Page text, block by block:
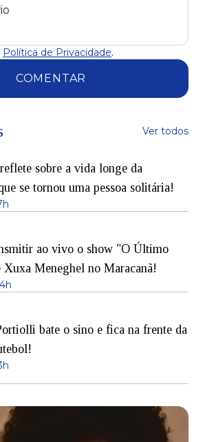
Política de Privacidade.
COMENTAR
Ver todos
sobre a vida longe da
se tornou uma pessoa solitária!
ao vivo o show "O Último
Xuxa Meneghel no Maracanã!
bate o sino e fica na frente da